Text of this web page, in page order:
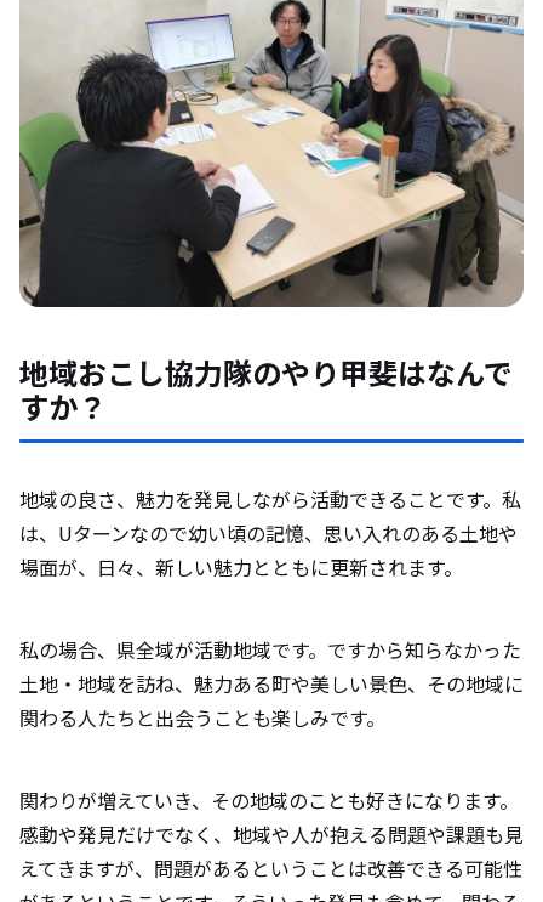
地域おこし協力隊のやり甲斐はなんで
すか？
地域の良さ、魅力を発見しながら活動できることです。私
は、Uターンなので幼い頃の記憶、思い入れのある土地や
場面が、日々、新しい魅力とともに更新されます。
私の場合、県全域が活動地域です。ですから知らなかった
土地・地域を訪ね、魅力ある町や美しい景色、その地域に
関わる人たちと出会うことも楽しみです。
関わりが増えていき、その地域のことも好きになります。
感動や発見だけでなく、地域や人が抱える問題や課題も見
えてきますが、問題があるということは改善できる可能性